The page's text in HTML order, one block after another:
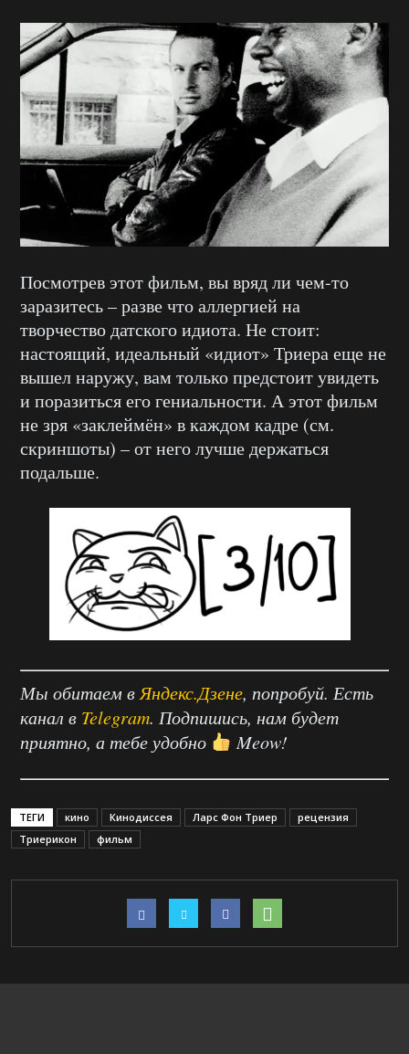
Посмотрев этот фильм, вы вряд ли чем-то
заразитесь – разве что аллергией на
творчество датского идиота. Не стоит:
настоящий, идеальный «идиот» Триера еще не
вышел наружу, вам только предстоит увидеть
и поразиться его гениальности. А этот фильм
не зря «заклеймён» в каждом кадре (см.
скриншоты) – от него лучше держаться
подальше.
Мы обитаем в Яндекс.Дзене, попробуй. Есть
канал в Telegram. Подпишись, нам будет
приятно, а тебе удобно
Meow!
ТЕГИ кино Кинодиссея Ларс Фон Триер
рецензия
Триерикон
фильм